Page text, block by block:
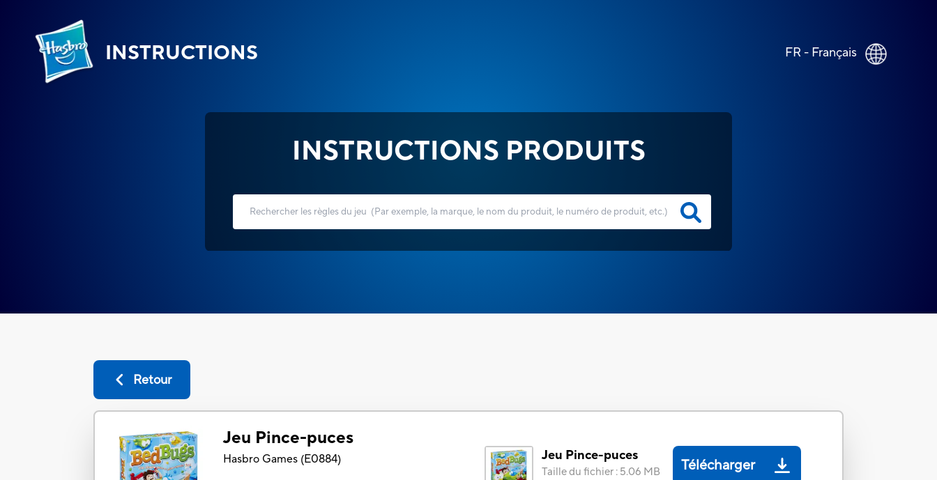
INSTRUCTIONS FR - Français
INSTRUCTIONS PRODUITS
Retour
Jeu Pince-puces
Hasbro Games (E0884) Jeu Pince-puces
Taille du fichier: 5.06 MB Télécharger